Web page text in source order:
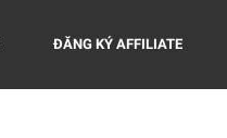
ĐĂNG KÝ AFFILIATE